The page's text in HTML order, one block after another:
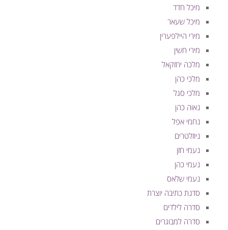
מיכל חדד
מיכל שעאר
מירי היילפערין
מירי חשין
מלכה יחזקאל
מלכי כהן
מלכי סגל
נאוה כהן
נחמי אפל
ניוזלטרים
נעמי חזן
נעמי כהן
נעמי שלאס
סדנת כתיבה יוצרת
סדרה לילדים
סדרה למבוגרים